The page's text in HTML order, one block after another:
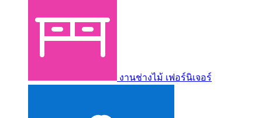
งานช่างไม้ เฟอร์นิเจอร์